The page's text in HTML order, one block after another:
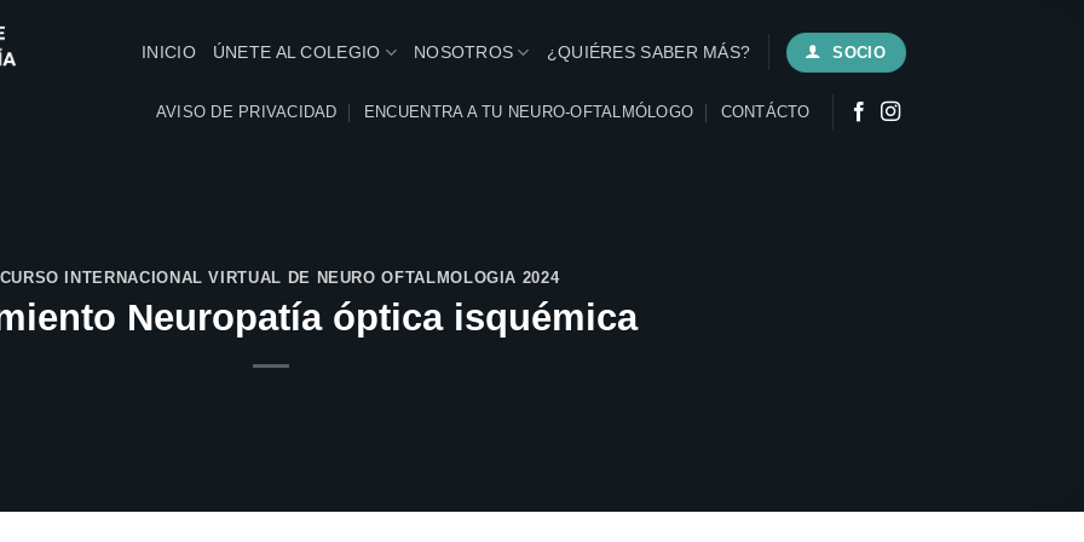
INICIO ÚNETE AL COLEGIO NOSOTROS ¿QUIÉRES SABER MÁS? SOCIO
AVISO DE PRIVACIDAD ENCUENTRA A TU NEURO-OFTALMÓLOGO CONTÁCTO
CURSO INTERNACIONAL VIRTUAL DE NEURO OFTALMOLOGIA 2024
Neuropatía óptica isquémica